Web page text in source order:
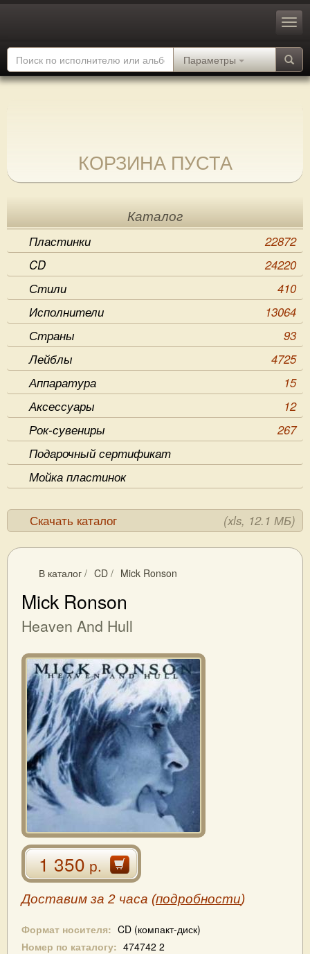
Параметры
КОРЗИНА ПУСТА
Каталог
Пластинки
22872
CD
24220
Стили
410
Исполнители
13064
Страны
93
Лейблы
4725
Аппаратура
15
Аксессуары
12
Рок-сувениры
267
Подарочный сертификат
Мойка пластинок
Скачать каталог (xls, 12.1 МБ)
В каталог / CD / Mick Ronson
Mick Ronson
Heaven And Hull
1 350р.
Доставим за 2 часа (подробности)
Формат носителя: CD (компакт-диск)
Номер по каталогу: 474742 2